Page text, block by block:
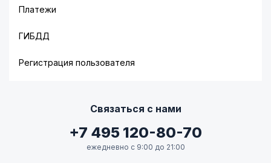
Платежи
ГИБДД
Регистрация пользователя
Связаться с нами
+7 495 120-80-70
ежедневно с 9:00 до 21:00